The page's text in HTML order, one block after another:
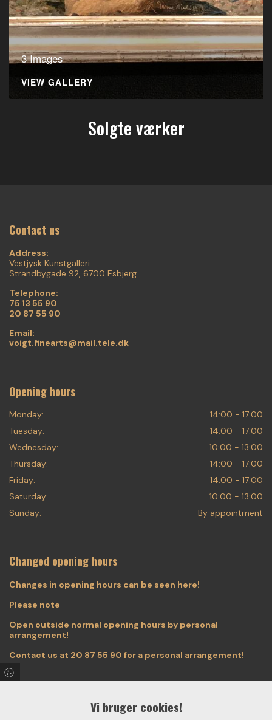
3 Images
VIEW GALLERY
Solgte værker
Contact us
Address:
Vestjysk Kunstgalleri
Strandbygade 92, 6700 Esbjerg
Telephone:
75 13 55 90
20 87 55 90
Email:
voigt.finearts@mail.tele.dk
Opening hours
Monday:
14:00 - 17:00
Tuesday:
14:00 - 17:00
Wednesday:
10:00 - 13:00
Thursday:
14:00 - 17:00
Friday:
14:00 - 17:00
Saturday:
10:00 - 13:00
Sunday:
By appointment
Changed opening hours
Changes in opening hours can be seen here!
Please note
Open outside normal opening hours by personal
arrangement!
Contact us at 20 87 55 90 for a personal arrangement!
Find us on Facebook & Instagram!
Vi bruger cookies!